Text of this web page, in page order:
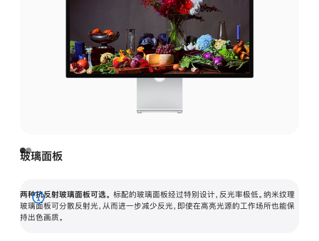
玻璃面板
两种抗反射玻璃面板可选。 标配的玻璃面板经过特别设计，反光率极低。纳米纹理
玻璃面板可分散反射光，从而进一步减少反光，即使在高亮光源的工作场所也能保
持出色画质。
展
开